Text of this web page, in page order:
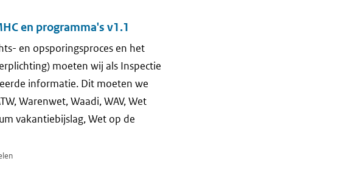
en programma's v1.1
en opsporingsproces en het
moeten wij als Inspectie
informatie. Dit moeten we
Warenwet, Waadi, WAV, Wet
vakantiebijslag, Wet op de